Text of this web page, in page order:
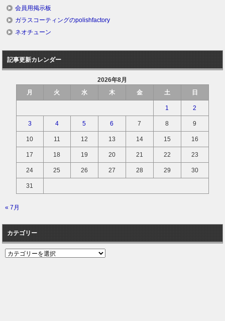
会員用掲示板
ガラスコーティングのpolishfactory
ネオチューン
記事更新カレンダー
2026年8月
月
火 水 木 金 土 日
1 2
3 4 5 6 7 8 9
10 11 12 13 14 15 16
17 18 19 20 21 22 23
24 25 26 27 28 29 30
31
« 7月
カテゴリー
カ